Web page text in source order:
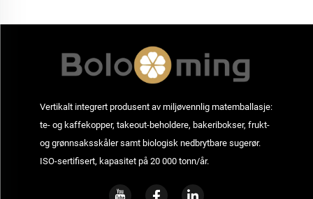
Vertikalt integrert produsent av miljøvennlig matemballasje:
te- og kaffekopper, takeout-beholdere, bakeribokser, frukt-
og grønnsaksskåler samt biologisk nedbrytbare sugerør.
ISO-sertifisert, kapasitet på 20 000 tonn/år.